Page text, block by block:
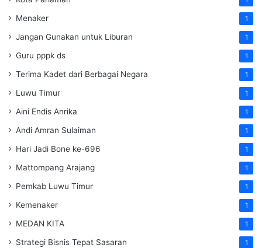
Menaker 1
Jangan Gunakan untuk Liburan 1
Guru pppk ds 1
Terima Kadet dari Berbagai Negara 1
Luwu Timur 1
Aini Endis Anrika 1
Andi Amran Sulaiman 1
Hari Jadi Bone ke-696 1
Mattompang Arajang 1
Pemkab Luwu Timur 1
Kemenaker 1
MEDAN KITA 1
Strategi Bisnis Tepat Sasaran 1